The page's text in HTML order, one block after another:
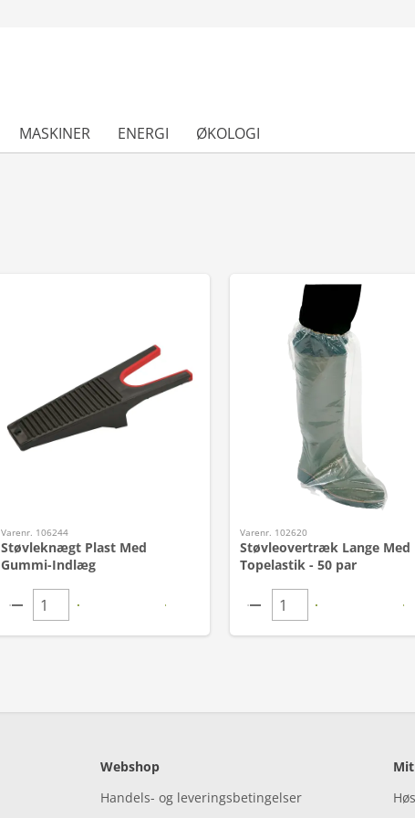
MASKINER ENERGI ØKOLOGI
Varenr. 106244
Støvleknægt Plast Med
Gummi-Indlæg
Varenr. 102620
Støvleovertræk Lange Med
Topelastik - 50 par
Webshop
Handels- og leveringsbetingelser